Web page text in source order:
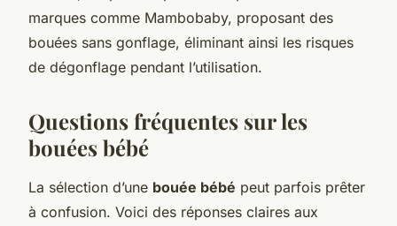
marques comme Mambobaby, proposant des
bouées sans gonflage, éliminant ainsi les risques
de dégonflage pendant l’utilisation.
Questions fréquentes sur les
bouées bébé
La sélection d’une bouée bébé peut parfois prêter
à confusion. Voici des réponses claires aux